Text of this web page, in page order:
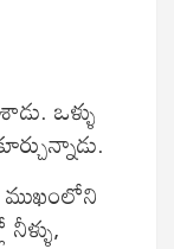
ఒళ్ళు
ముఖంలోని